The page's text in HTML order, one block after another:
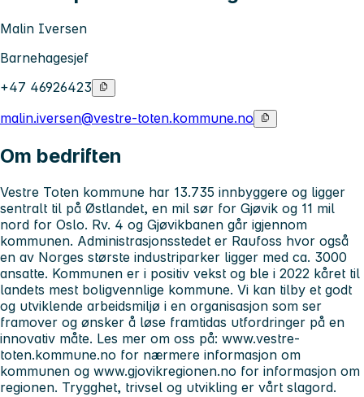
Malin Iversen
Barnehagesjef
+47 46926423
malin.iversen@vestre-toten.kommune.no
Om bedriften
Vestre Toten kommune har 13.735 innbyggere og ligger
sentralt til på Østlandet, en mil sør for Gjøvik og 11 mil
nord for Oslo. Rv. 4 og Gjøvikbanen går igjennom
kommunen. Administrasjonsstedet er Raufoss hvor også
en av Norges største industriparker ligger med ca. 3000
ansatte. Kommunen er i positiv vekst og ble i 2022 kåret til
landets mest boligvennlige kommune. Vi kan tilby et godt
og utviklende arbeidsmiljø i en organisasjon som ser
framover og ønsker å løse framtidas utfordringer på en
innovativ måte. Les mer om oss på: www.vestre-
toten.kommune.no for nærmere informasjon om
kommunen og www.gjovikregionen.no for informasjon om
regionen. Trygghet, trivsel og utvikling er vårt slagord.